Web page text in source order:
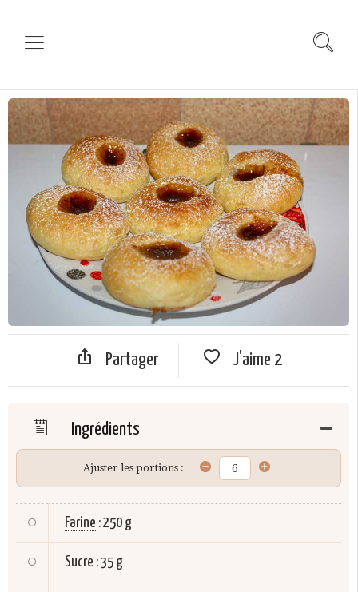
Partager J'aime 2
Ingrédients
Ajuster les portions :
Farine :250 g
Sucre :35 g